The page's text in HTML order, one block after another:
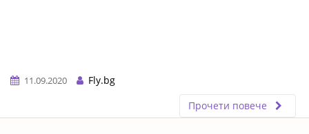
11.09.2020
Fly.bg
Прочети повече